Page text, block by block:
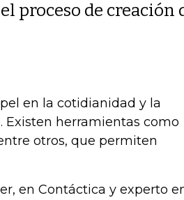
proceso de creación
en la cotidianidad y la
Existen herramientas como
otros, que permiten
en Contáctica y experto